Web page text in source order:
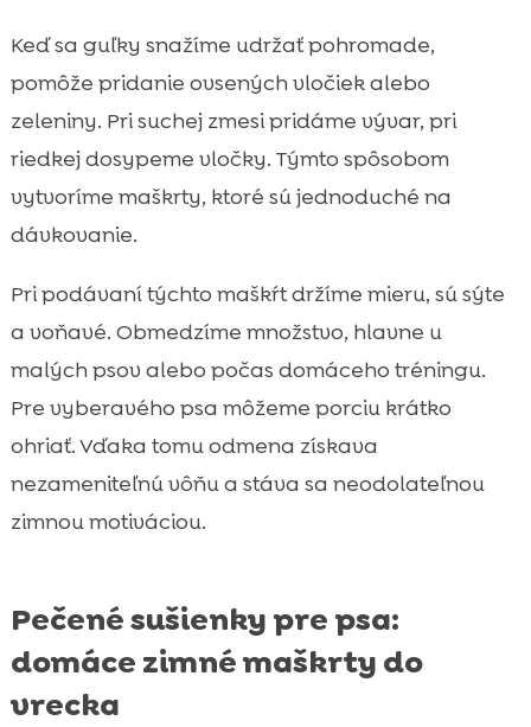
Keď sa guľky snažíme udržať pohromade,
pomôže pridanie ovsených vločiek alebo
zeleniny. Pri suchej zmesi pridáme vývar, pri
riedkej dosypeme vločky. Týmto spôsobom
vytvoríme maškrty, ktoré sú jednoduché na
dávkovanie.
Pri podávaní týchto maškŕt držíme mieru, sú sýte
a voňavé. Obmedzíme množstvo, hlavne u
malých psov alebo počas domáceho tréningu.
Pre vyberavého psa môžeme porciu krátko
ohriať. Vďaka tomu odmena získava
nezameniteľnú vôňu a stáva sa neodolateľnou
zimnou motiváciou.
Pečené sušienky pre psa:
domáce zimné maškrty do
vrecka